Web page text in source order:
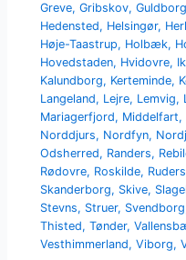
Greve,Gribskov,
Hedensted, Helsingør,
Høje-Taastrup, Holbæk,
Hovedstaden, Hvidovre,
Kalundborg, Kerteminde,
Langeland, Lejre, Lemvig,
Mariagerfjord, Middelfart,
Norddjurs, Nordfyn,
Odsherred, Randers,
Rødovre, Roskilde,
Skanderborg, Skive,
Stevns, Struer, Svendborg
Thisted,Tønder,
Vesthimmerland,Viborg,